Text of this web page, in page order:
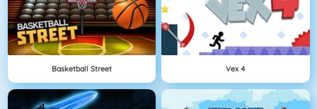
Basketball Street Vex 4